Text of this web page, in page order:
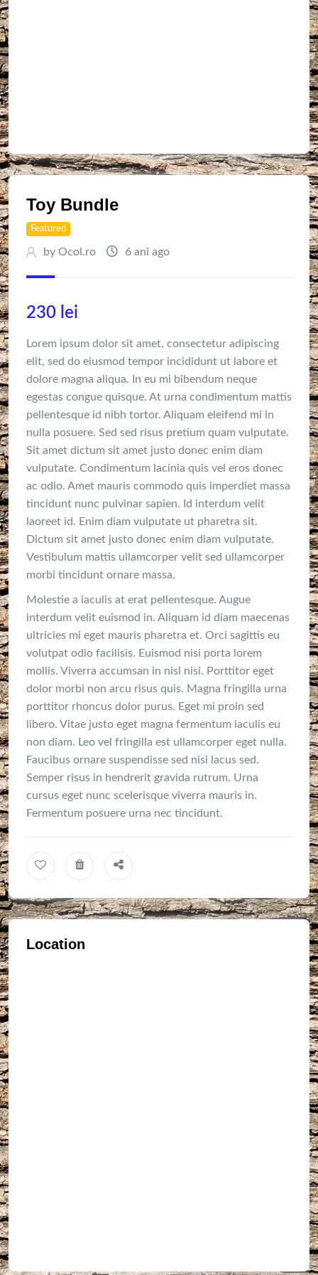
Toy Bundle
Featured
by Ocol.ro 6 ani ago
230 lei
Lorem ipsum dolor sit amet, consectetur adipiscing
elit, sed do eiusmod tempor incididunt ut labore et
dolore magna aliqua. In eu mi bibendum neque
egestas congue quisque. At urna condimentum mattis
pellentesque id nibh tortor. Aliquam eleifend mi in
nulla posuere. Sed sed risus pretium quam vulputate.
Sit amet dictum sit amet justo donec enim diam
vulputate. Condimentum lacinia quis vel eros donec
ac odio. Amet mauris commodo quis imperdiet massa
tincidunt nunc pulvinar sapien. Id interdum velit
laoreet id. Enim diam vulputate ut pharetra sit.
Dictum sit amet justo donec enim diam vulputate.
Vestibulum mattis ullamcorper velit sed ullamcorper
morbi tincidunt ornare massa.
Molestie a iaculis at erat pellentesque. Augue
interdum velit euismod in. Aliquam id diam maecenas
ultricies mi eget mauris pharetra et. Orci sagittis eu
volutpat odio facilisis. Euismod nisi porta lorem
mollis. Viverra accumsan in nisl nisi. Porttitor eget
dolor morbi non arcu risus quis. Magna fringilla urna
porttitor rhoncus dolor purus. Eget mi proin sed
libero. Vitae justo eget magna fermentum iaculis eu
non diam. Leo vel fringilla est ullamcorper eget nulla.
Faucibus ornare suspendisse sed nisi lacus sed.
Semper risus in hendrerit gravida rutrum. Urna
cursus eget nunc scelerisque viverra mauris in.
Fermentum posuere urna nec tincidunt.
Location